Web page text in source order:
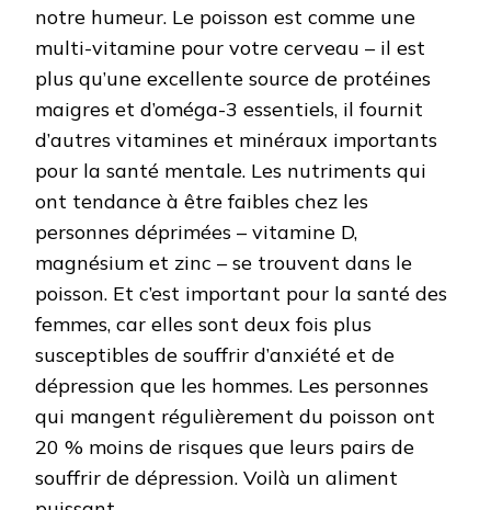
notre humeur. Le poisson est comme une
multi-vitamine pour votre cerveau – il est
plus qu’une excellente source de protéines
maigres et d’oméga-3 essentiels, il fournit
d’autres vitamines et minéraux importants
pour la santé mentale. Les nutriments qui
ont tendance à être faibles chez les
personnes déprimées – vitamine D,
magnésium et zinc – se trouvent dans le
poisson. Et c’est important pour la santé des
femmes, car elles sont deux fois plus
susceptibles de souffrir d’anxiété et de
dépression que les hommes. Les personnes
qui mangent régulièrement du poisson ont
20 % moins de risques que leurs pairs de
souffrir de dépression. Voilà un aliment